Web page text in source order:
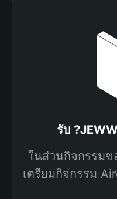
รับ
ในส่วนกิจกรรมข
เตรียมกิจกรรม